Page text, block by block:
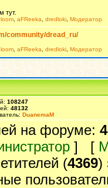
тут.
aFReeka dredloki Модератор
community/dread_ru/
aFReeka dredloki Модератор
108247
48132
DuanemaM
на форуме:
] [
(4369)